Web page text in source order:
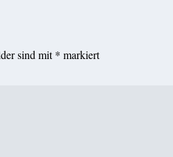
sind mit* markiert